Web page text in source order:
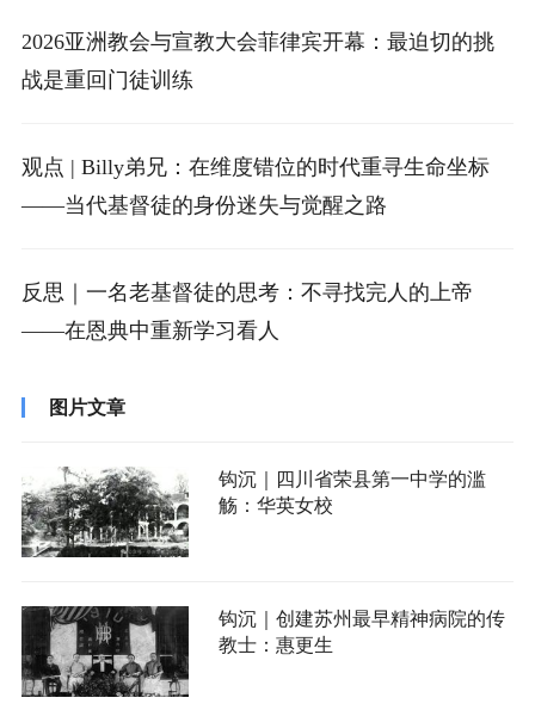
2026亚洲教会与宣教大会菲律宾开幕：最迫切的挑
战是重回门徒训练
观点 | Billy弟兄：在维度错位的时代重寻生命坐标
——当代基督徒的身份迷失与觉醒之路
反思｜一名老基督徒的思考：不寻找完人的上帝
——在恩典中重新学习看人
图片文章
钩沉｜四川省荣县第一中学的滥
觞：华英女校
钩沉｜创建苏州最早精神病院的传
教士：惠更生